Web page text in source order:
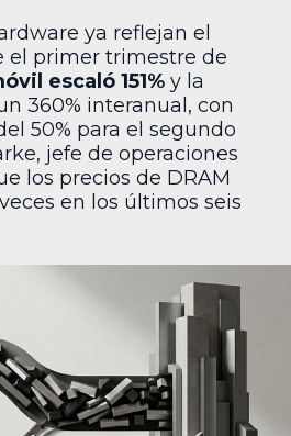
ya reflejan el
el primer trimestre de
escaló 151% y la
360% interanual, con
50% para el segundo
jefe de operaciones
los precios de DRAM
en los últimos seis